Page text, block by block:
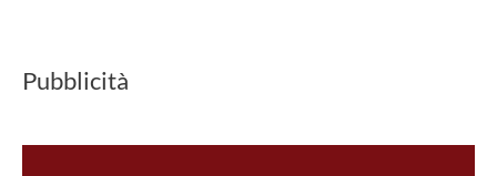
centro
Pubblicità